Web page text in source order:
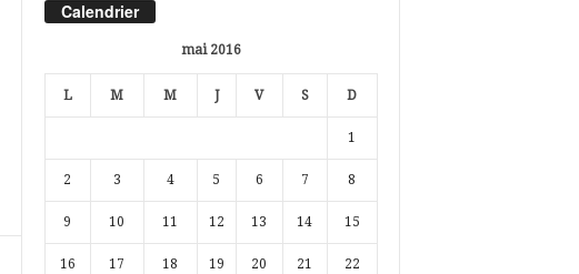
Calendrier
mai 2016
L M M J V S D
1
2 3 4 5 6 7 8
9 10 11 12 13 14 15
16 17 18 19 20 21 22